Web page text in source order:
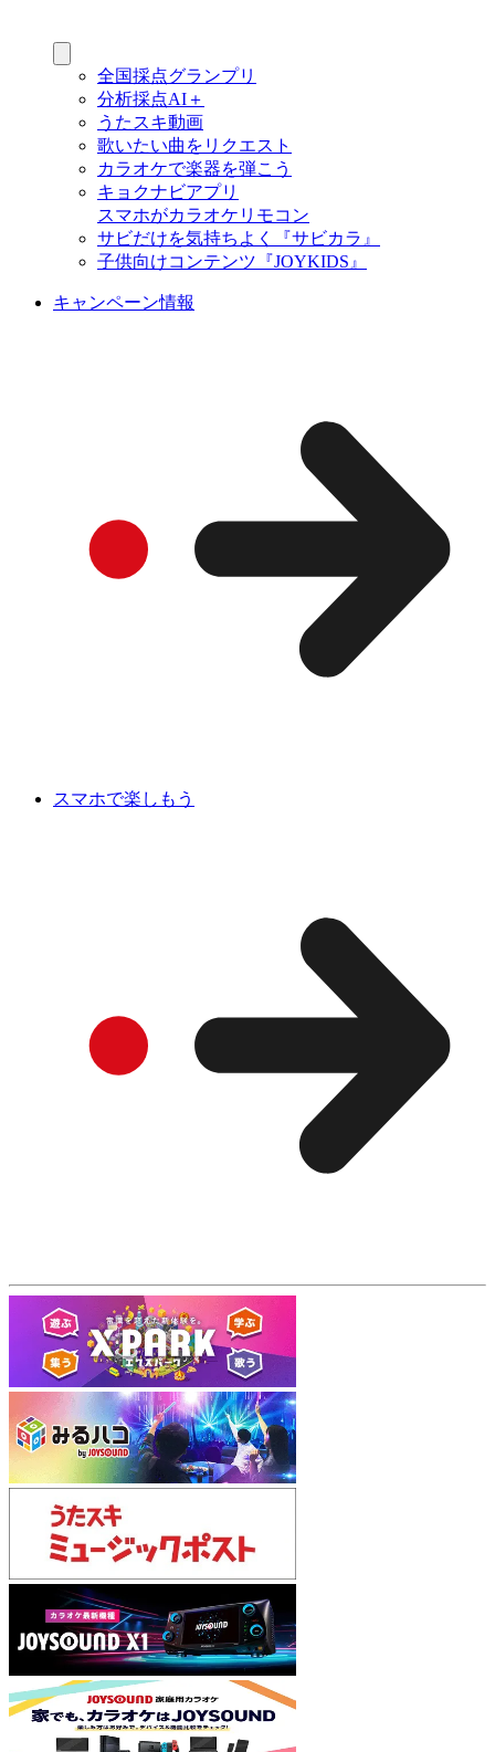
全国採点グランプリ
分析採点AI＋
うたスキ動画
歌いたい曲をリクエスト
カラオケで楽器を弾こう
キョクナビアプリ
スマホがカラオケリモコン
サビだけを気持ちよく『サビカラ』
子供向けコンテンツ『JOYKIDS』
キャンペーン情報
スマホで楽しもう